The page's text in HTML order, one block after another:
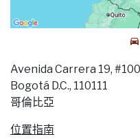
Avenida Carrera 19,
Bogotá D.C., 110111
哥倫比亞
位置指南